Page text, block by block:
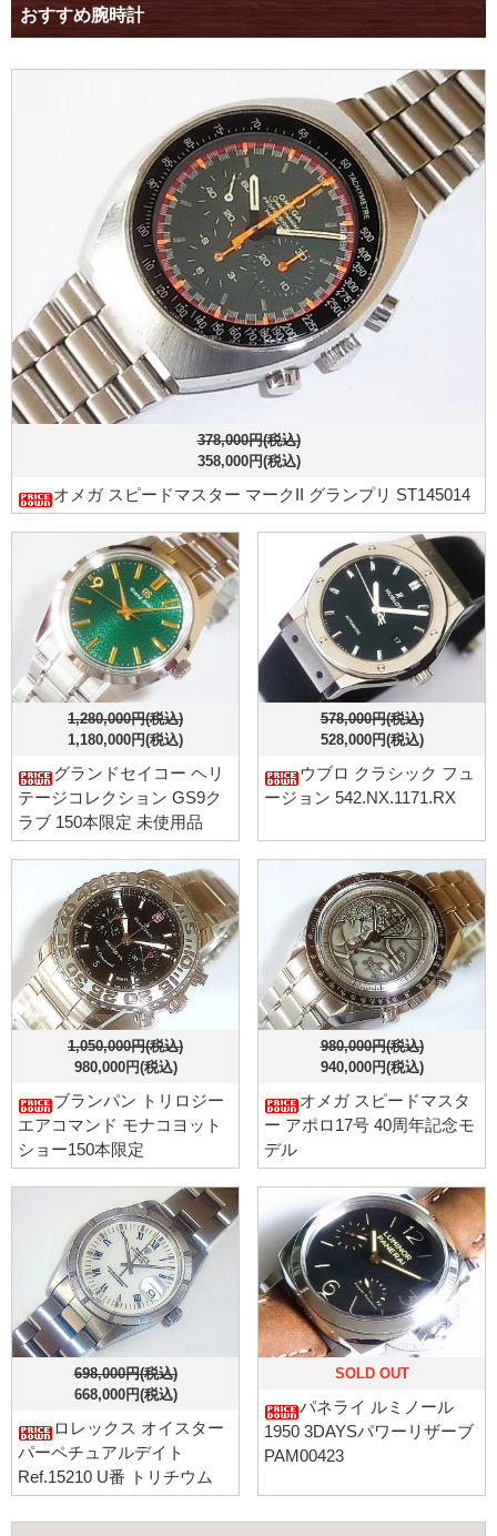
おすすめ腕時計
378,000円(税込)
358,000円(税込)
オメガ スピードマスター マークII グランプリ ST145014
1,280,000円(税込)
1,180,000円(税込)
グランドセイコー ヘリ
テージコレクション GS9ク
ラブ 150本限定 未使用品
578,000円(税込)
528,000円(税込)
ウブロ クラシック フュ
ージョン 542.NX.1171.RX
1,050,000円(税込)
980,000円(税込)
ブランパン トリロジー
エアコマンド モナコヨット
ショー150本限定
980,000円(税込)
940,000円(税込)
オメガ スピードマスタ
ー アポロ17号 40周年記念モ
デル
698,000円(税込)
668,000円(税込)
ロレックス オイスター
パーペチュアルデイト
Ref.15210 U番 トリチウム
SOLD OUT
パネライ ルミノール
1950 3DAYSパワーリザーブ
PAM00423